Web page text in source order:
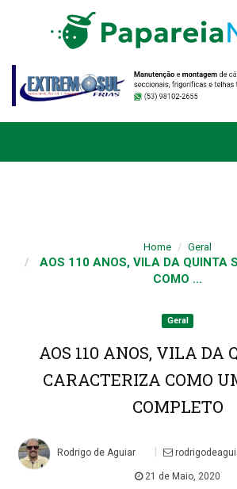
Home Geral
AOS 110 ANOS, VILA DA QUINTA
COMO ...
Geral
AOS 110 ANOS, VILA DA
CARACTERIZA COMO
COMPLETO
Rodrigo de Aguiar
21 de Maio, 2020